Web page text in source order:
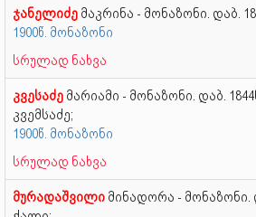
ჯანელიძე მაკრინა - მონაზონი. დაბ.
1900წ. მონაზონი
სრულად ნახვა
კვესაძე მარიამი - მონაზონი. დაბ.
კვემსაძე;
1900წ. მონაზონი
სრულად ნახვა
მურადაშვილი მინადორა - მონაზონი.